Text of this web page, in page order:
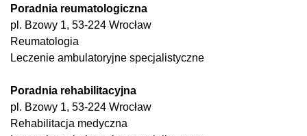
Poradnia reumatologiczna
pl. Bzowy 1, 53-224 Wrocław
Reumatologia
Leczenie ambulatoryjne specjalistyczne
Poradnia rehabilitacyjna
pl. Bzowy 1, 53-224 Wrocław
Rehabilitacja medyczna